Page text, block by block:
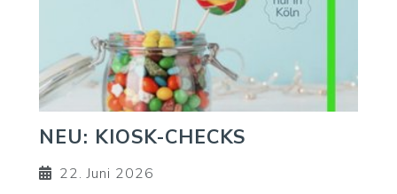
NEU: KIOSK-CHECKS
22. Juni 2026